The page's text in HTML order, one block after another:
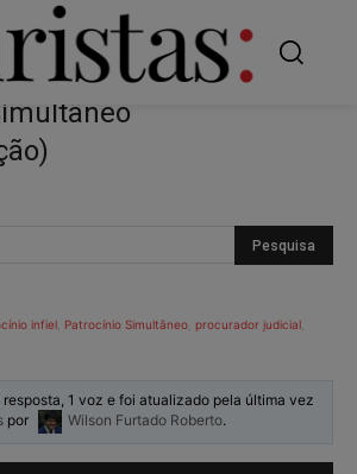
infiel Patrocínio Simultâneo procurador judicial
1 voz e foi atualizado pela última vez
por Wilson Furtado Roberto.